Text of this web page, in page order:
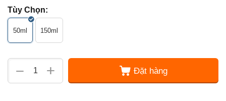
Tùy Chọn:
50ml 150ml
+
− Đặt hàng